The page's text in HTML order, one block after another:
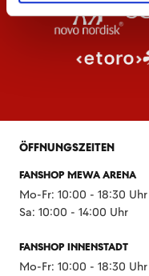
ÖFFNUNGSZEITEN
FANSHOP MEWA ARENA
Mo-Fr: 10:00 - 18:30 Uhr
Sa: 10:00 - 14:00 Uhr
FANSHOP INNENSTADT
Mo-Fr: 10:00 - 18:30 Uhr